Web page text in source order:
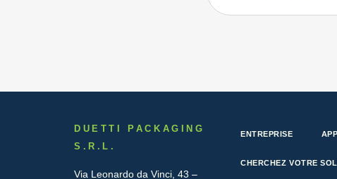
DUETTI PACKAGING
S.R.L.
Via Leonardo da Vinci, 43 –
ENTREPRISE
CHERCHEZ VOTRE